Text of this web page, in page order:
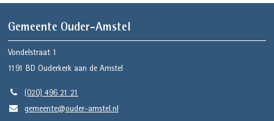
Gemeente Ouder-Amstel
Vondelstraat 1
1191 BD Ouderkerk aan de Amstel
(020) 496 21 21
gemeente@ouder-amstel.nl